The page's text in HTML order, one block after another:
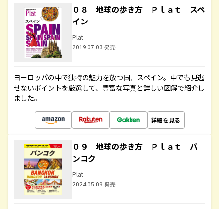
０８ 地球の歩き方 Ｐｌａｔ スペ
イン
Plat
2019.07.03 発売
ヨーロッパの中で独特の魅力を放つ国、スペイン。中でも見逃
せないポイントを厳選して、豊富な写真と詳しい図解で紹介し
ました。
詳細を見る
０９ 地球の歩き方 Ｐｌａｔ バ
ンコク
Plat
2024.05.09 発売